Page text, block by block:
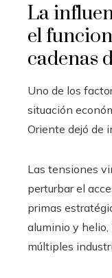
La
el
cadenas
Uno de los
situación
Oriente dejó de
Las tensiones
perturbar el
primas
aluminio y
múltiples